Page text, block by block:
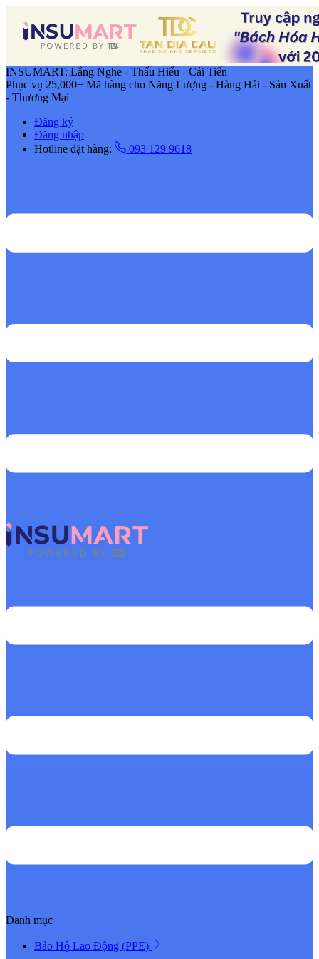
INSUMART: Lắng Nghe - Thấu Hiểu - Cải Tiến
Phục vụ 25,000+ Mã hàng cho Năng Lượng - Hàng Hải - Sản Xuất
- Thương Mại
Đăng ký
Đăng nhập
Hotline đặt hàng:
093 129 9618
Danh mục
Bảo Hộ Lao Động (PPE)